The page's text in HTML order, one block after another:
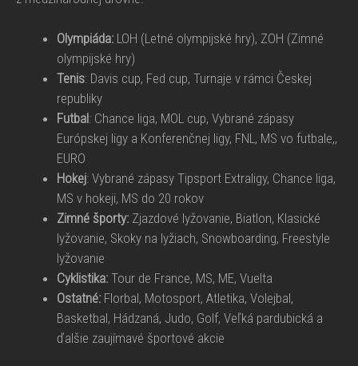
Olympiáda: LOH (Letné olympijské hry), ZOH (Zimné
olympijské hry)
Tenis: Davis cup, Fed cup, Turnaje v rámci Českej
republiky
Futbal: Chance liga, MOL cup, Vybrané zápasy
Európskej ligy a Konferenčnej ligy, FNL, MS vo futbale,,
EURO
Hokej: Vybrané zápasy Tipsport Extraligy, Chance liga,
MS v hokeji, MS do 20 rokov
Zimné športy: Zjazdové lyžovanie, Biatlon, Klasické
lyžovanie, Skoky na lyžiach, Snowboarding, Freestyle
lyžovanie
Cyklistika: Tour de France, MS, ME, Vuelta
Ostatné: Florbal, Motosport, Atletika, Volejbal,
Basketbal, Hádzaná, Judo, Golf, Veľká pardubická a
ďalšie zaujímavé športové akcie